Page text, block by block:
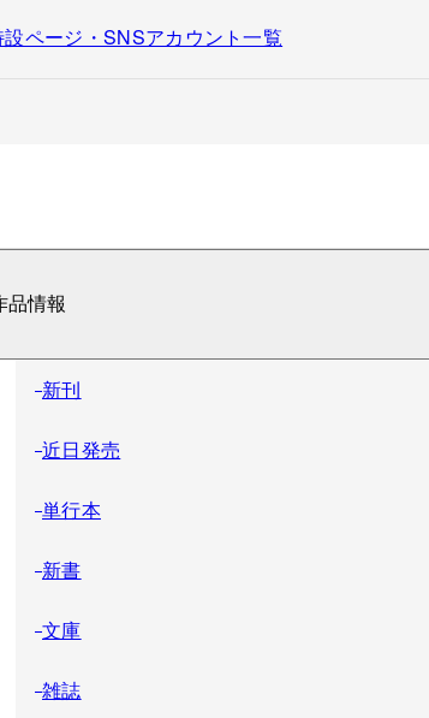
設ページ・SNSアカウント一覧
品情報
新刊
近日発売
単行本
新書
文庫
雑誌